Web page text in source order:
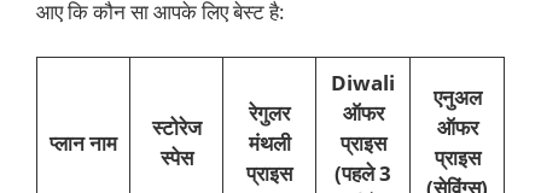
आए कि कौन सा आपके लिए बेस्ट है:
प्लान नाम
स्टोरेज
स्पेस
रेगुलर
मंथली
प्राइस
Diwali
ऑफर
प्राइस
(पहले 3
एनुअल
ऑफर
प्राइस